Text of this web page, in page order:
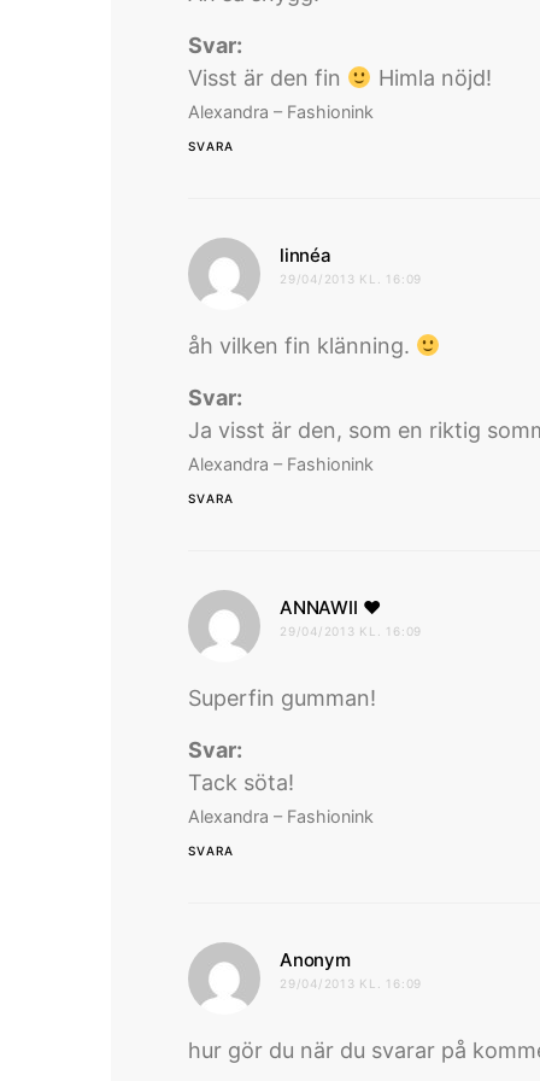
Svar:
Visst är den fin
Himla nöjd!
Alexandra – Fashionink
SVARA
linnéa
29/04/2013 KL. 16:09
åh vilken fin klänning.
Svar:
Ja visst är den, som en riktig
Alexandra – Fashionink
SVARA
ANNAWII ♥
29/04/2013 KL. 16:09
Superfin gumman!
Svar:
Tack söta!
Alexandra – Fashionink
SVARA
Anonymskriver:
29/04/2013 KL. 16:09
hur gör du när du svarar på